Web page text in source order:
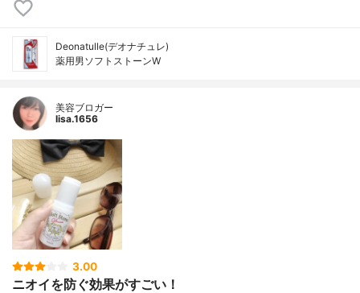
Deonatulle(デオナチュレ)
薬用男ソフトストーンW
美容ブロガー
lisa.1656
3.00
ニオイを防ぐ効果がすごい！